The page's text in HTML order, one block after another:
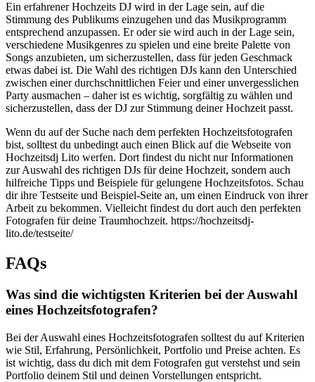
Ein erfahrener Hochzeits DJ wird in der Lage sein, auf die
Stimmung des Publikums einzugehen und das Musikprogramm
entsprechend anzupassen. Er oder sie wird auch in der Lage sein,
verschiedene Musikgenres zu spielen und eine breite Palette von
Songs anzubieten, um sicherzustellen, dass für jeden Geschmack
etwas dabei ist. Die Wahl des richtigen DJs kann den Unterschied
zwischen einer durchschnittlichen Feier und einer unvergesslichen
Party ausmachen – daher ist es wichtig, sorgfältig zu wählen und
sicherzustellen, dass der DJ zur Stimmung deiner Hochzeit passt.
Wenn du auf der Suche nach dem perfekten Hochzeitsfotografen
bist, solltest du unbedingt auch einen Blick auf die Webseite von
Hochzeitsdj Lito werfen. Dort findest du nicht nur Informationen
zur Auswahl des richtigen DJs für deine Hochzeit, sondern auch
hilfreiche Tipps und Beispiele für gelungene Hochzeitsfotos. Schau
dir ihre Testseite und Beispiel-Seite an, um einen Eindruck von ihrer
Arbeit zu bekommen. Vielleicht findest du dort auch den perfekten
Fotografen für deine Traumhochzeit. https://hochzeitsdj-
lito.de/testseite/
FAQs
Was sind die wichtigsten Kriterien bei der Auswahl
eines Hochzeitsfotografen?
Bei der Auswahl eines Hochzeitsfotografen solltest du auf Kriterien
wie Stil, Erfahrung, Persönlichkeit, Portfolio und Preise achten. Es
ist wichtig, dass du dich mit dem Fotografen gut verstehst und sein
Portfolio deinem Stil und deinen Vorstellungen entspricht.